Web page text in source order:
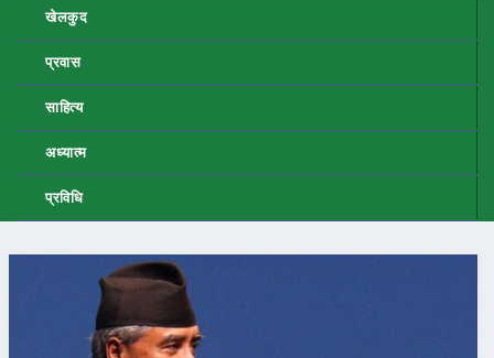
खेलकुद
प्रवास
साहित्य
अध्यात्म
प्रविधि